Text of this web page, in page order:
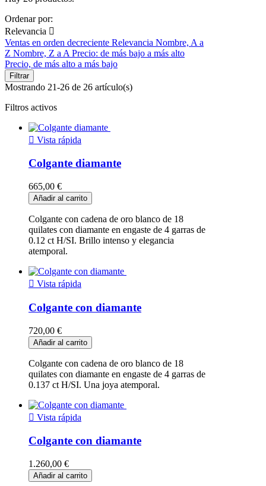
Ordenar por:
Relevancia 
Ventas en orden decreciente Relevancia Nombre, A a
Z Nombre, Z a A Precio: de más bajo a más alto
Precio, de más alto a más bajo
Filtrar
Mostrando 21-26 de 26 artículo(s)
Filtros activos
 Vista rápida
Colgante diamante
665,00 €
Añadir al carrito
Colgante con cadena de oro blanco de 18
quilates con diamante en engaste de 4 garras de
0.12 ct H/SI. Brillo intenso y elegancia
atemporal.
 Vista rápida
Colgante con diamante
720,00 €
Añadir al carrito
Colgante con cadena de oro blanco de 18
quilates con diamante en engaste de 4 garras de
0.137 ct H/SI. Una joya atemporal.
 Vista rápida
Colgante con diamante
1.260,00 €
Añadir al carrito